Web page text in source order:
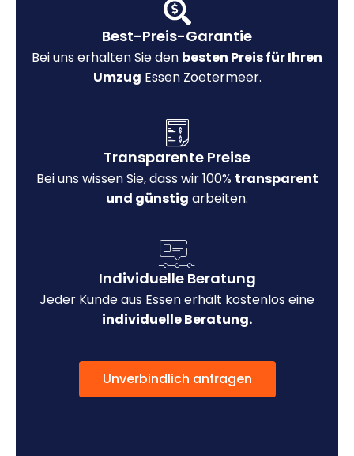
Best-Preis-Garantie
Bei uns erhalten Sie den besten Preis für Ihren
Umzug Essen Zoetermeer.
Transparente Preise
Bei uns wissen Sie, dass wir 100% transparent
und günstig arbeiten.
Individuelle Beratung
Jeder Kunde aus Essen erhält kostenlos eine
individuelle Beratung.
Unverbindlich anfragen